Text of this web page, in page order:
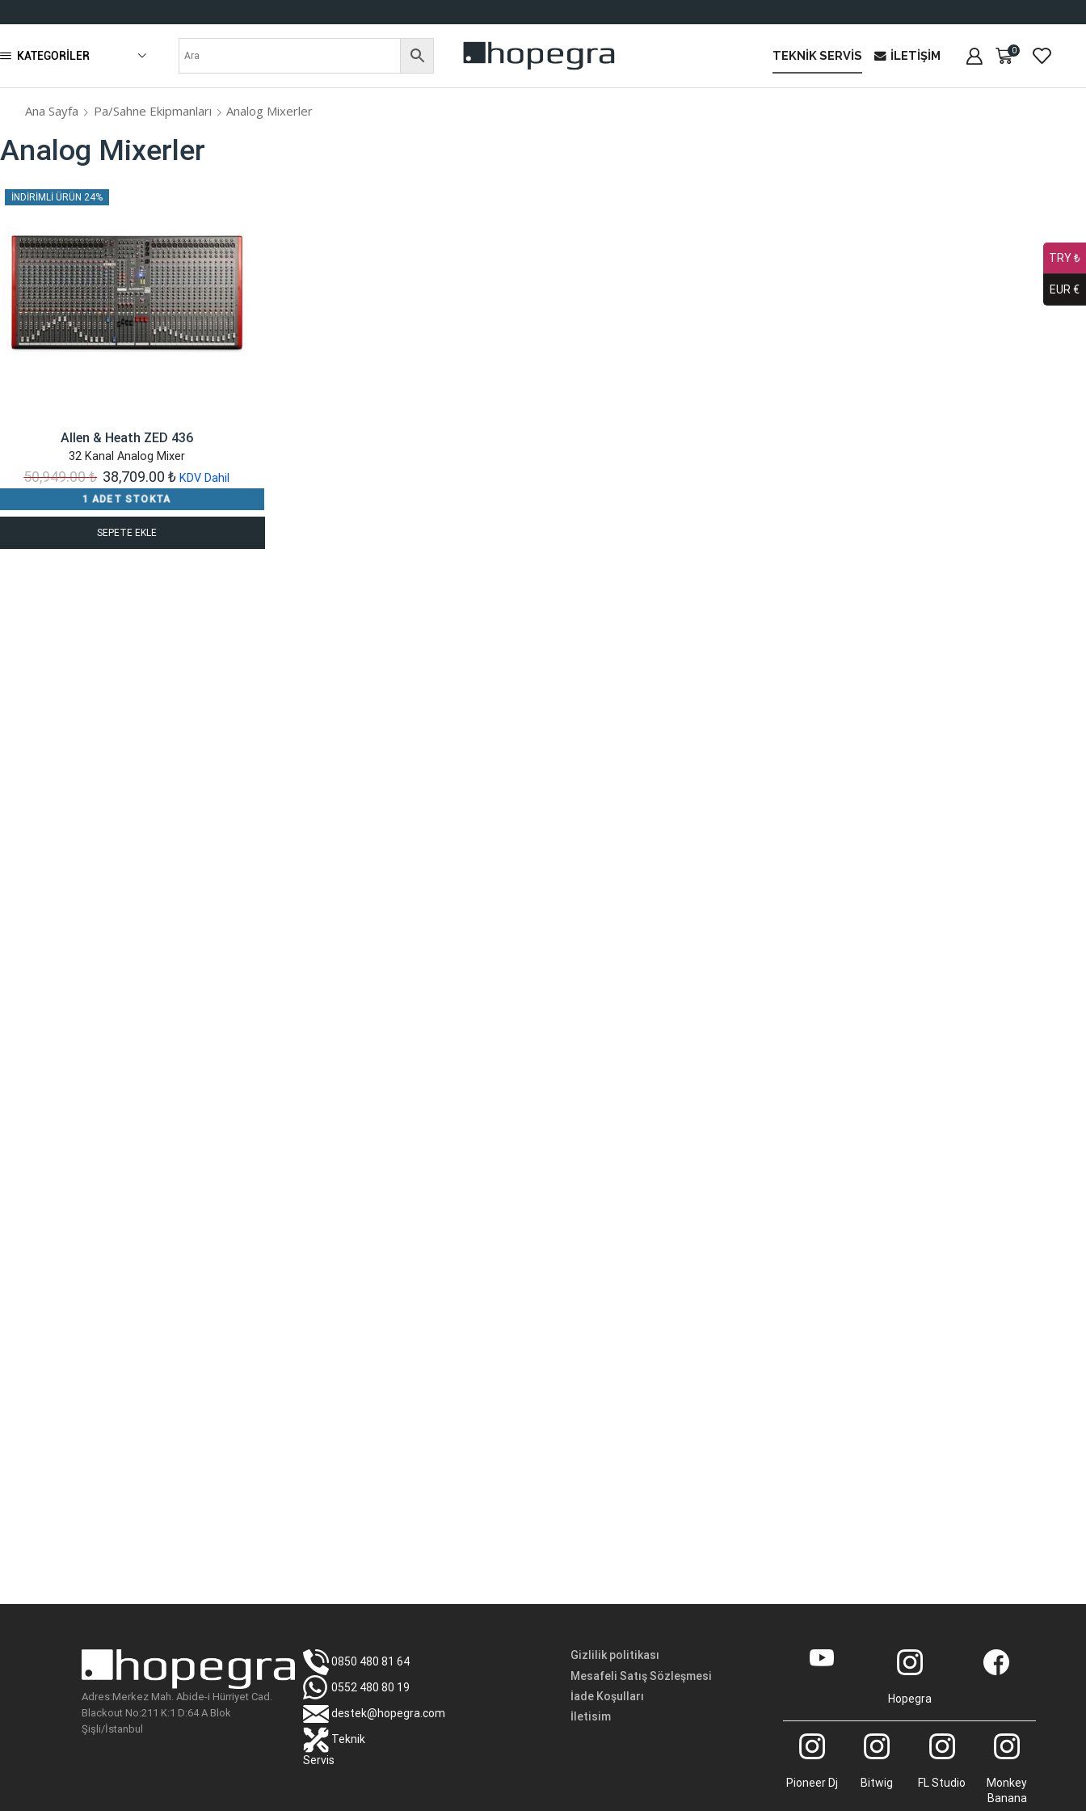
KATEGORILER TEKNIK SERVIS İLETIŞIM 0
Ana Sayfa Pa/Sahne Ekipmanları Analog Mixerler
Analog Mixerler
İNDIRIMLI ÜRÜN 24%
Allen & Heath ZED 436
32 Kanal Analog Mixer
50,949.00₺ Orijinal
fiyat:
50,949.00 ₺.
38,709.00₺Şu
fiyat:
KDV Dahil
1 ADET STOKTA
SEPETE EKLE
Adres:Merkez Mah. Abide-i Hürriyet Cad.
Blackout No:211 K:1 D:64 A Blok
Şişli/İstanbul
0850 480 81 64
0552 480 80 19
destek@hopegra.com
Teknik
Servis
Gizlilik politikası
Mesafeli Satış Sözleşmesi
İade Koşulları
İletisim
Hopegra
Pioneer Dj Bitwig FL Studio
Monkey
Banana
TRY ₺
EUR €